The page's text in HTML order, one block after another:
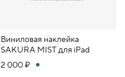
Виниловая наклейка
SAKURA MIST для iPad
2 000 ₽